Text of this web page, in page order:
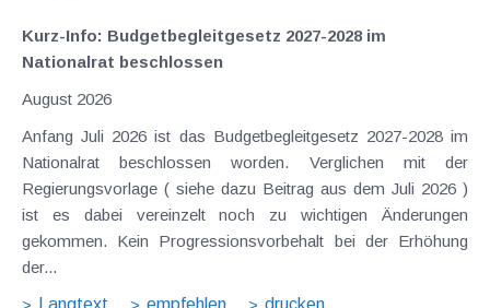
Kurz-Info: Budgetbegleitgesetz 2027-2028 im
Nationalrat beschlossen
August 2026
Anfang Juli 2026 ist das Budgetbegleitgesetz 2027-2028 im
Nationalrat beschlossen worden. Verglichen mit der
Regierungsvorlage ( siehe dazu Beitrag aus dem Juli 2026 )
ist es dabei vereinzelt noch zu wichtigen Änderungen
gekommen. Kein Progressionsvorbehalt bei der Erhöhung
der...
Langtext
empfehlen drucken